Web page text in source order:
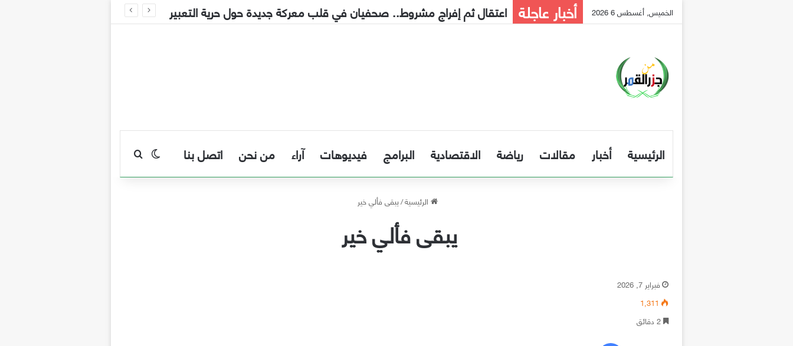
الخميس, أغسطس 6 2026 أخبار عاجلة اعتقال ثم إفراج مشروط.. صحفيان في قلب معركة جديدة حول حرية التعبير
الرئيسية أخبار مقالات رياضة الاقتصادية البرامج فيديوهات آراء من نحن اتصل بنا الوضع المظلم
بحث عن
الرئيسية/يبقى فألي خير
يبقى فألي خير
فبراير 7, 2026
1٬311
2 دقائق